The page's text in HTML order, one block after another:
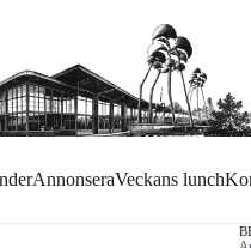
AnnonseraVeckans lunch